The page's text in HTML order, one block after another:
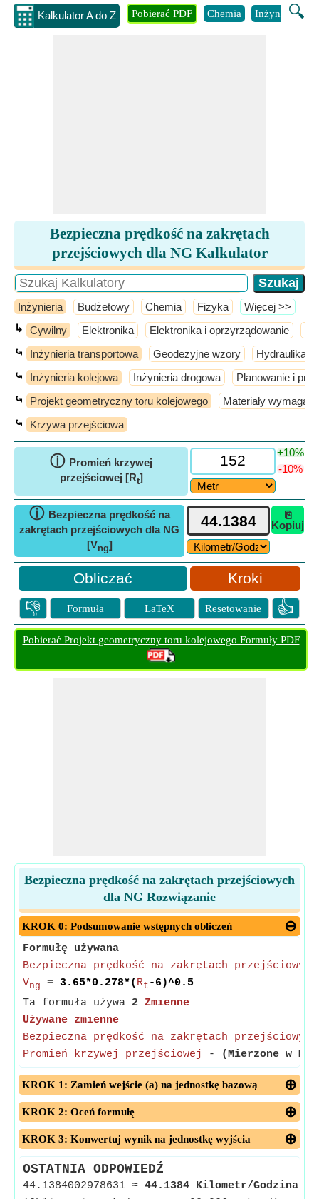
Kalkulator A do Z 🔍
Pobierać PDF Chemia Inżynieria
Bezpieczna prędkość na zakrętach
przejściowych dla NG Kalkulator
Inżynieria Budżetowy Chemia Fizyka ​Więcej >>
↳ Cywilny Elektronika Elektronika i oprzyrządowanie
⤿ Inżynieria transportowa Geodezyjne wzory Hydraulika i
⤿ Inżynieria kolejowa Inżynieria drogowa Planowanie i
⤿ Projekt geometryczny toru kolejowego Materiały
⤿ Krzywa przejściowa
ⓘ Promień krzywej
przejściowej [Rt]
+10%
-10%
ⓘ Bezpieczna prędkość na
zakrętach przejściowych dla NG
[Vng]
⎘
Kopiuj
Kroki
👎 Formuła LaTeX Resetowanie 👍
Pobierać Projekt geometryczny toru kolejowego Formuły PDF
Bezpieczna prędkość na zakrętach przejściowych
dla NG Rozwiązanie
KROK 0: Podsumowanie wstępnych obliczeń
Formułę używana
Bezpieczna prędkość na zakrętach
Vng = 3.65*0.278*( Rt -6)^0.5
Ta formuła używa 2 Zmienne
Używane zmienne
Bezpieczna prędkość na zakrętach
Promień krzywej przejściowej
- (Mierzone w
KROK 1: Zamień wejście (a) na jednostkę bazową
KROK 2: Oceń formułę
KROK 3: Konwertuj wynik na jednostkę wyjścia
OSTATNIA ODPOWIEDŹ
44.1384002978631 ≈ 44.1384 Kilometr/Godzina